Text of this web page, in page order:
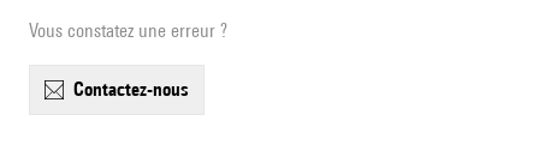
Vous constatez une erreur ?
contactez-nous